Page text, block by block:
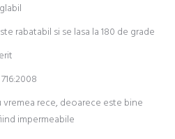
rabatabil si se lasa la 180 de grade
rece, deoarece este bine
impermeabile